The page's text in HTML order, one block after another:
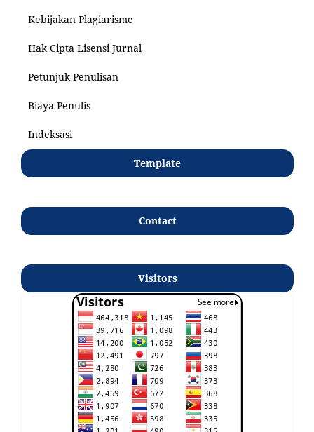
Kebijakan Plagiarisme
Hak Cipta Lisensi Jurnal
Petunjuk Penulisan
Biaya Penulis
Indeksasi
Template
Contact
Visitors